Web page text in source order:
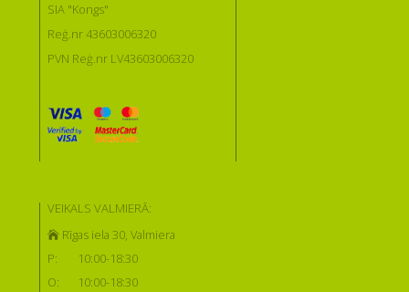
SIA "Kongs"
Reģ.nr 43603006320
PVN Reģ.nr LV43603006320
VEIKALS VALMIERĀ:
Rīgas iela 30, Valmiera
P:
10:00-18:30
O:
10:00-18:30